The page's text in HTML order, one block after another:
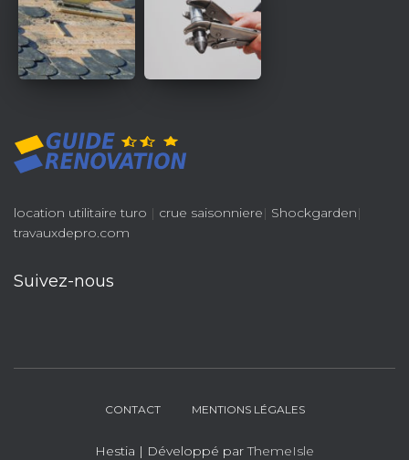
location utilitaire turo | crue saisonniere| Shockgarden|
travauxdepro.com
Suivez-nous
CONTACT MENTIONS LÉGALES
Hestia | Développé parThemeIsle